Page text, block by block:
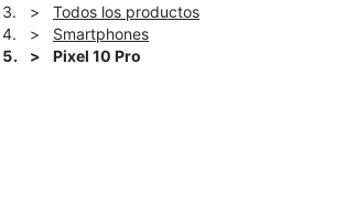
Todos los productos
Smartphones
Pixel 10 Pro
carousel shows one large product image at a